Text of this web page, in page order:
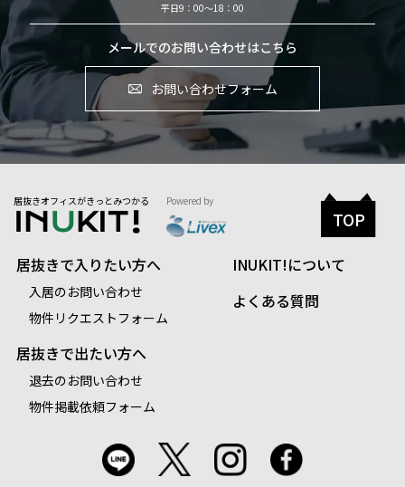
平日9：00～18：00
メールでのお問い合わせはこちら
お問い合わせフォーム
居抜きオフィスがきっとみつかる Powered by
居抜きで入りたい方へ
入居のお問い合わせ
物件リクエストフォーム
居抜きで出たい方へ
退去のお問い合わせ
物件掲載依頼フォーム
INUKIT!について
よくある質問
TOP